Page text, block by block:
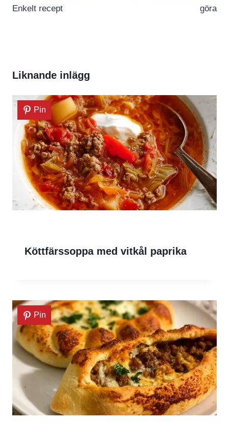
Enkelt recept
göra
Liknande inlägg
Pin
Köttfärssoppa med vitkål paprika
Pin